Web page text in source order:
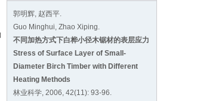
郭明辉, 赵西平.
Guo Minghui, Zhao Xiping.
不同加热方式下白桦小径木锯材的表层应力
Stress of Surface Layer of Small-
Diameter Birch Timber with Different
Heating Methods
林业科学, 2006, 42(11): 93-96.